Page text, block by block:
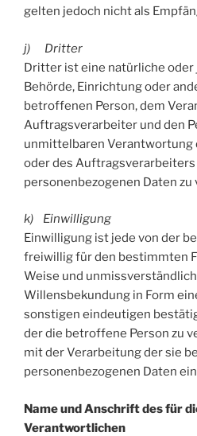
gelten jedoch nicht als
j) Dritter
Dritter ist eine natürliche oder
Behörde, Einrichtung oder
betroffenen Person, dem
Auftragsverarbeiter und den
unmittelbaren Verantwortung
oder des
personenbezogenen Daten zu
k) Einwilligung
Einwilligung ist jede von der
freiwillig für den bestimmten
Weise und
Willensbekundung in Form
sonstigen eindeutigen
der die betroffene Person zu
mit der Verarbeitung der sie
personenbezogenen Daten
Name und Anschrift des für
Verantwortlichen